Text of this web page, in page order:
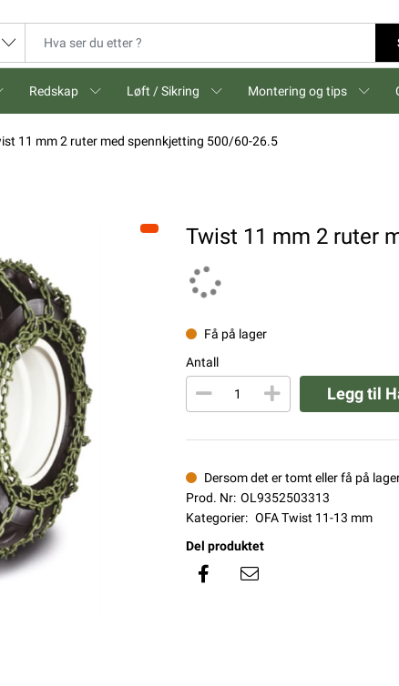
Redskap Løft / Sikring Montering og tips
11 mm 2 ruter med spennkjetting 500/60-26.5
Twist 11 mm 2 ruter
Få på lager
Antall
Legg til
Dersom det er tomt eller få på
Prod. Nr: OL9352503313
Kategorier: OFA Twist 11-13 mm
Del produktet